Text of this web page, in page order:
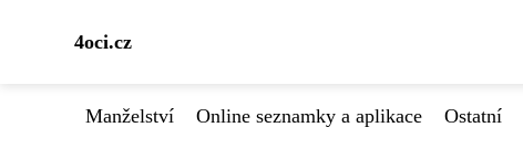
4oci.cz
Manželství Online seznamky a aplikace Ostatní